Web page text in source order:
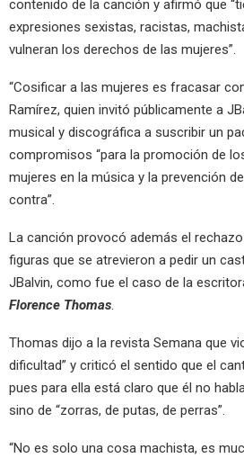
contenido de la canción y afirmó que
expresiones sexistas, racistas,
vulneran los derechos de las mujeres”.
“Cosificar a las mujeres es fracasar
Ramírez, quien invitó públicamente a
musical y discográfica a suscribir un
compromisos “para la promoción de
mujeres en la música y la prevención
contra”.
La canción provocó además el
figuras que se atrevieron a pedir un
JBalvin, como fue el caso de la
Florence Thomas.
Thomas dijo a la revista Semana que
dificultad” y criticó el sentido que el
pues para ella está claro que él no
sino de “zorras, de putas, de perras”.
“No es solo una cosa machista, es